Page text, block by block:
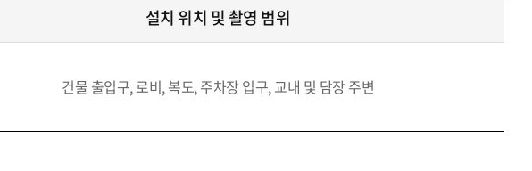
설치 위치 및 촬영 범위
건물 출입구, 로비, 복도, 주차장 입구, 교내 및 담장 주변